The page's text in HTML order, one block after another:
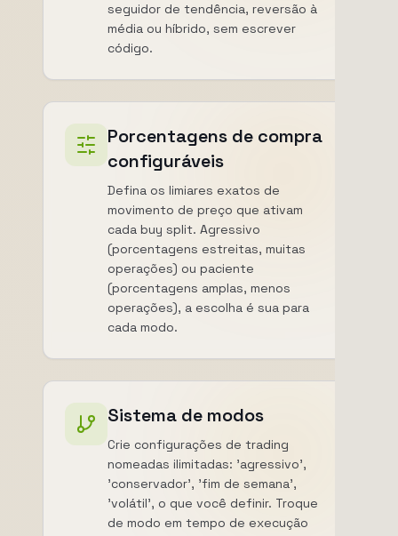
seguidor de tendência, reversão à
média ou híbrido, sem escrever
código.
Porcentagens de compra
configuráveis
Defina os limiares exatos de
movimento de preço que ativam
cada buy split. Agressivo
(porcentagens estreitas, muitas
operações) ou paciente
(porcentagens amplas, menos
operações), a escolha é sua para
cada modo.
Sistema de modos
Crie configurações de trading
nomeadas ilimitadas: 'agressivo',
'conservador', 'fim de semana',
'volátil', o que você definir. Troque
de modo em tempo de execução